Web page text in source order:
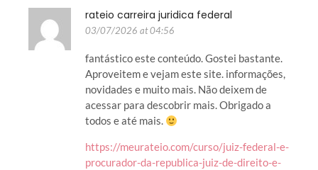
rateio carreira juridica federal
03/07/2026 at 04:56
fantástico este conteúdo. Gostei bastante.
Aproveitem e vejam este site. informações,
novidades e muito mais. Não deixem de
acessar para descobrir mais. Obrigado a
todos e até mais.
https://meurateio.com/curso/juiz-federal-e-
procurador-da-republica-juiz-de-direito-e-